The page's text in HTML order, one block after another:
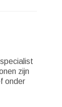
zijn
onder